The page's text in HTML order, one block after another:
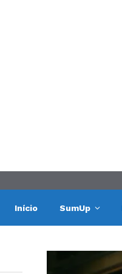
Início SumUp